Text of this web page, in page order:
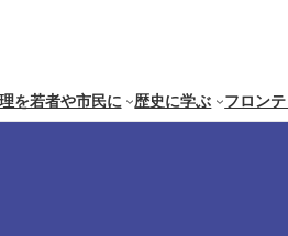
を若者や市民に 歴史に学ぶ フロン